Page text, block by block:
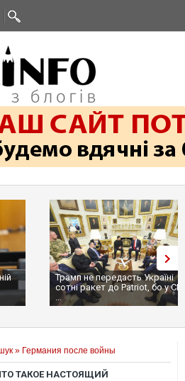
Трамп не передасть Україні
сотні ракет до Patriot, бо у
...
» Германия после войны
ТАКОЕ НАСТОЯЩИЙ